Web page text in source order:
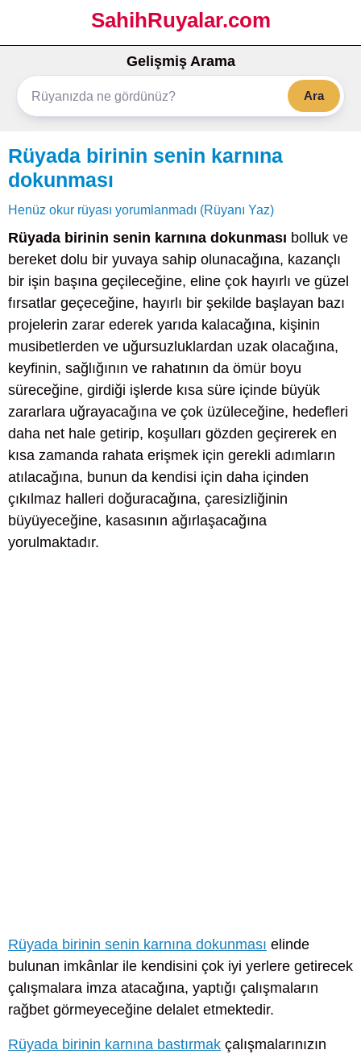
SahihRuyalar.com
Gelişmiş Arama
Ara
Rüyada birinin senin karnına
dokunması
Henüz okur rüyası yorumlanmadı (Rüyanı Yaz)
Rüyada birinin senin karnına dokunması bolluk ve
bereket dolu bir yuvaya sahip olunacağına, kazançlı
bir işin başına geçileceğine, eline çok hayırlı ve güzel
fırsatlar geçeceğine, hayırlı bir şekilde başlayan bazı
projelerin zarar ederek yarıda kalacağına, kişinin
musibetlerden ve uğursuzluklardan uzak olacağına,
keyfinin, sağlığının ve rahatının da ömür boyu
süreceğine, girdiği işlerde kısa süre içinde büyük
zararlara uğrayacağına ve çok üzüleceğine, hedefleri
daha net hale getirip, koşulları gözden geçirerek en
kısa zamanda rahata erişmek için gerekli adımların
atılacağına, bunun da kendisi için daha içinden
çıkılmaz halleri doğuracağına, çaresizliğinin
büyüyeceğine, kasasının ağırlaşacağına
yorulmaktadır.
Rüyada birinin senin karnına dokunması elinde
bulunan imkânlar ile kendisini çok iyi yerlere getirecek
çalışmalara imza atacağına, yaptığı çalışmaların
rağbet görmeyeceğine delalet etmektedir.
Rüyada birinin karnına bastırmak çalışmalarınızın